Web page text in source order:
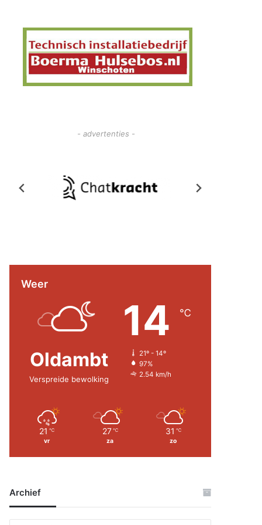
- advertenties -
Weer
Oldambt
Verspreide bewolking
14 ℃
21º - 14º
97%
2.54 km/h
21 ℃
vr
27 ℃
za
31 ℃
zo
Archief